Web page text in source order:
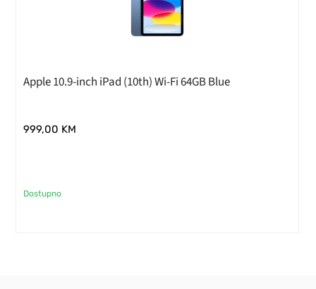
Apple 10.9-inch iPad (10th) Wi-Fi 64GB Blue
999,00 KM
Dostupno